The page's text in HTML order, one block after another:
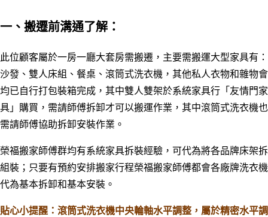
一、搬遷前溝通了解：
此位顧客屬於一房一廳大套房需搬遷，主要需搬運大型家具有：
沙發、雙人床組、餐桌、滾筒式洗衣機，其他私人衣物和雜物會
均已自行打包裝箱完成，其中雙人雙架於系統家具行「友情門家
具」購買，需請師傅拆卸才可以搬運作業，其中滾筒式洗衣機也
需請師傅協助拆卸安裝作業。
榮福搬家師傅群均有系統家具拆裝經驗，可代為將各品牌床架拆
組裝；只要有預約安排搬家行程榮福搬家師傅都會各廠牌洗衣機
代為基本拆卸和基本安裝。
貼心小提醒：滾筒式洗衣機中央輪軸水平調整，屬於精密水平調